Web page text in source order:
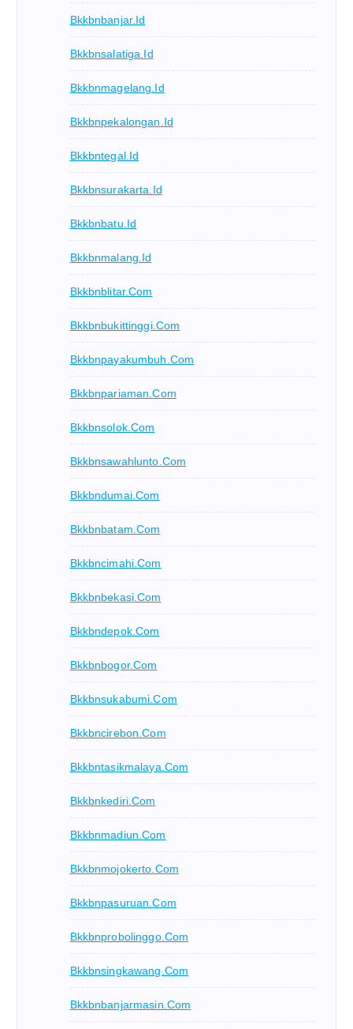
Bkkbnbanjar.id
Bkkbnsalatiga.id
Bkkbnmagelang.id
Bkkbnpekalongan.id
Bkkbntegal.id
Bkkbnsurakarta.id
Bkkbnbatu.id
Bkkbnmalang.id
Bkkbnblitar.com
Bkkbnbukittinggi.com
Bkkbnpayakumbuh.com
Bkkbnpariaman.com
Bkkbnsolok.com
Bkkbnsawahlunto.com
Bkkbndumai.com
Bkkbnbatam.com
Bkkbncimahi.com
Bkkbnbekasi.com
Bkkbndepok.com
Bkkbnbogor.com
Bkkbnsukabumi.com
Bkkbncirebon.com
Bkkbntasikmalaya.com
Bkkbnkediri.com
Bkkbnmadiun.com
Bkkbnmojokerto.com
Bkkbnpasuruan.com
Bkkbnprobolinggo.com
Bkkbnsingkawang.com
Bkkbnbanjarmasin.com